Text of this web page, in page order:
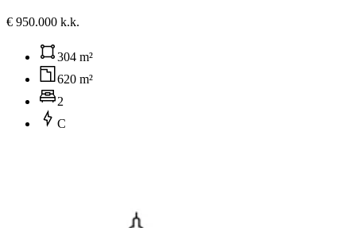
€ 950.000 k.k.
304 m²
620 m²
2
C